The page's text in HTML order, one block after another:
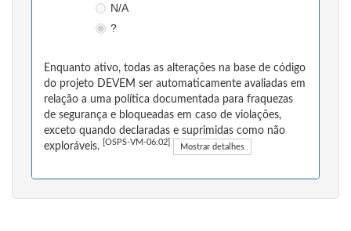
N/A
?
Enquanto ativo, todas as alterações na base de código
do projeto DEVEM ser automaticamente avaliadas em
relação a uma política documentada para fraquezas
de segurança e bloqueadas em caso de violações,
exceto quando declaradas e suprimidas como não
exploráveis.
[OSPS-VM-06.02] Mostrar detalhes